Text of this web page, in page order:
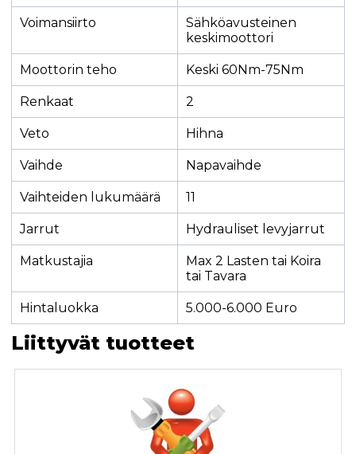
Voimansiirto
Sähköavusteinen
keskimoottori
Moottorin teho Keski 60Nm-75Nm
Renkaat 2
Veto Hihna
Vaihde Napavaihde
Vaihteiden lukumäärä 11
Jarrut Hydrauliset levyjarrut
Matkustajia
Max 2 Lasten tai Koira
tai Tavara
Hintaluokka 5.000-6.000 Euro
Liittyvät tuotteet